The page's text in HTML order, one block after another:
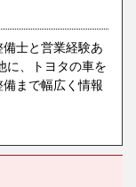
士と営業経験あ
に、トヨタの車を
まで幅広く情報